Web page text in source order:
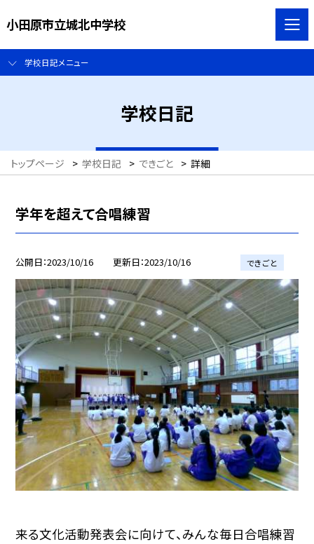
小田原市立城北中学校
学校日記メニュー
学校日記
トップページ > 学校日記 > できごと > 詳細
学年を超えて合唱練習
公開日 2023/10/16 更新日 2023/10/16 できごと
来る文化活動発表会に向けて、みんな毎日合唱練習